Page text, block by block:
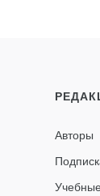
Авторы